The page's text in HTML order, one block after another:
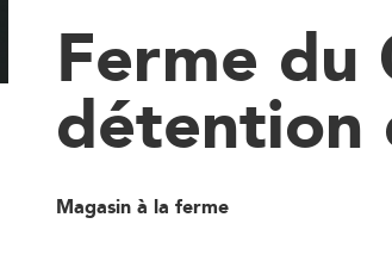
Ferme du
détention
Magasin à la ferme